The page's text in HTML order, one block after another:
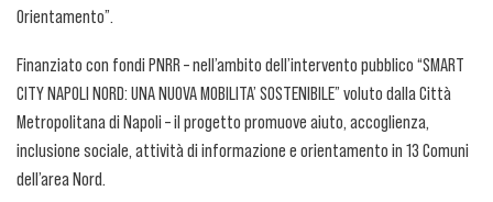
Orientamento”.
Finanziato con fondi PNRR – nell’ambito dell’intervento pubblico “SMART
CITY NAPOLI NORD: UNA NUOVA MOBILITA’ SOSTENIBILE” voluto dalla Città
Metropolitana di Napoli – il progetto promuove aiuto, accoglienza,
inclusione sociale, attività di informazione e orientamento in 13 Comuni
dell’area Nord.